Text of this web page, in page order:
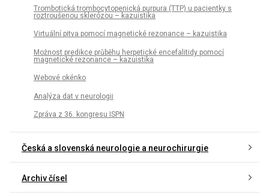
Trombotická trombocytopenická purpura (TTP) u pacientky s
roztroušenou sklerózou – kazuistika
Virtuální pitva pomocí magnetické rezonance – kazuistika
Možnost predikce průběhu herpetické encefalitidy pomocí
magnetické rezonance – kazuistika
Webové okénko
Analýza dat v neurologii
Zpráva z 36. kongresu ISPN
Česká a slovenská neurologie a neurochirurgie
Archiv čísel